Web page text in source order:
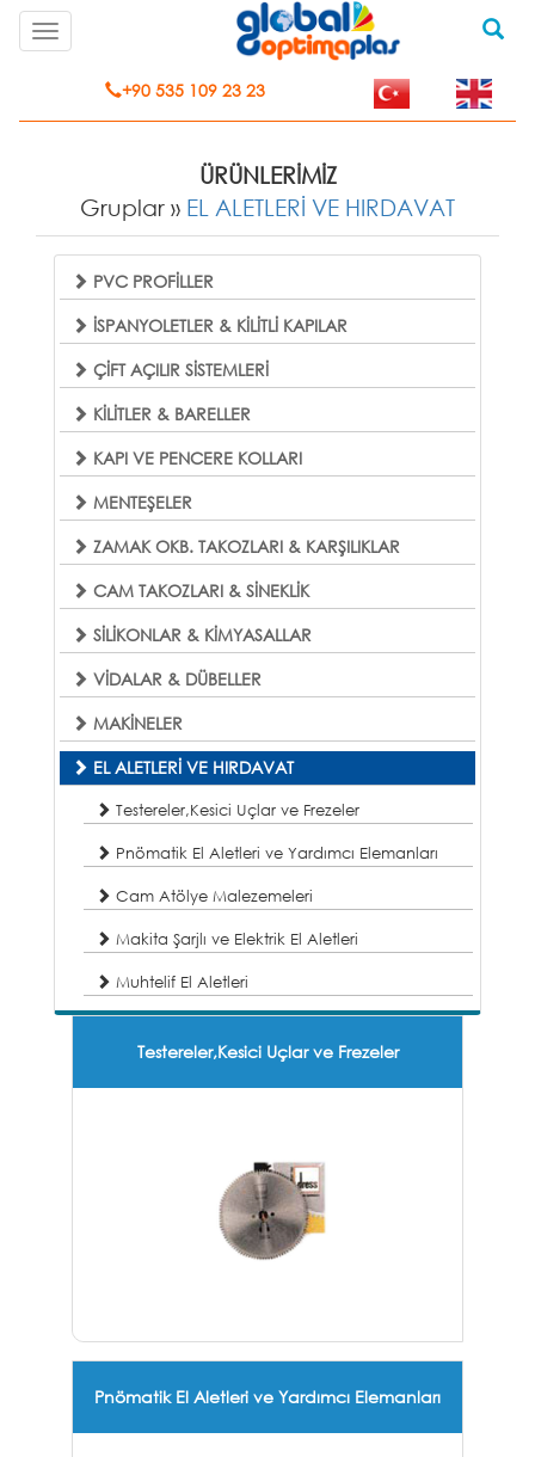
Toggle
navigation
+90 535 109 23 23
ÜRÜNLERİMİZ
Gruplar » EL ALETLERİ VE HIRDAVAT
PVC PROFİLLER
İSPANYOLETLER & KİLİTLİ KAPILAR
ÇİFT AÇILIR SİSTEMLERİ
KİLİTLER & BARELLER
KAPI VE PENCERE KOLLARI
MENTEŞELER
ZAMAK OKB. TAKOZLARI & KARŞILIKLAR
CAM TAKOZLARI & SİNEKLİK
SİLİKONLAR & KİMYASALLAR
VİDALAR & DÜBELLER
MAKİNELER
EL ALETLERİ VE HIRDAVAT
Testereler,Kesici Uçlar ve Frezeler
Pnömatik El Aletleri ve Yardımcı Elemanları
Cam Atölye Malezemeleri
Makita Şarjlı ve Elektrik El Aletleri
Muhtelif El Aletleri
Testereler,Kesici Uçlar ve Frezeler
Pnömatik El Aletleri ve Yardımcı Elemanları